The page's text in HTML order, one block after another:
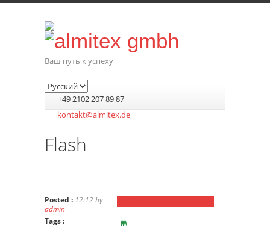
Ваш путь к успеху
+49 2102 207 89 87
kontakt@almitex.de
Flash
Posted : 12:12 by
admin
Tags :